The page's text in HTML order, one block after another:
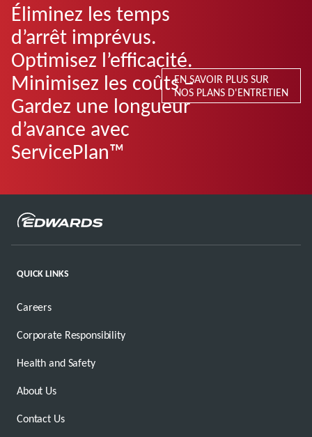
Éliminez les temps
d’arrêt imprévus.
Optimisez l’efficacité.
Minimisez les coûts –
Gardez une longueur
d’avance avec
ServicePlan™
EN SAVOIR PLUS SUR
NOS PLANS D'ENTRETIEN
QUICK LINKS
Careers
Corporate Responsibility
Health and Safety
About Us
Contact Us